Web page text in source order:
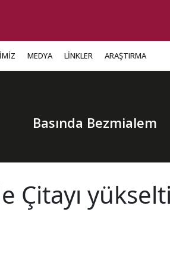
MEDYA LİNKLER ARAŞTIRMA
Basında Bezmialem
Çitayı